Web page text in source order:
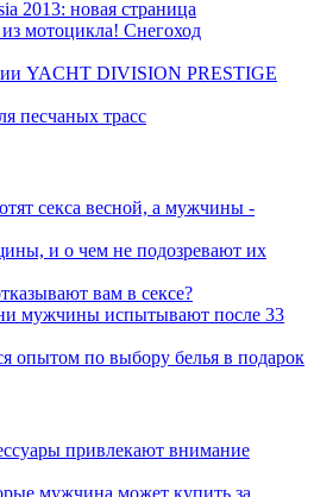
2013: новая страница
из мотоцикла! Снегоход
YACHT DIVISION PRESTIGE
песчаных трасс
секса весной, а мужчины -
и о чем не подозревают их
вам в сексе?
мужчины испытывают после 33
опытом по выбору белья в подарок
привлекают внимание
мужчина может купить за